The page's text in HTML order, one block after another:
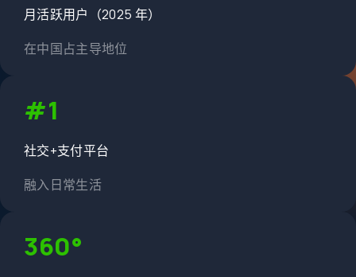
月活跃用户（2025 年）
在中国占主导地位
#1
社交+支付平台
融入日常生活
360°